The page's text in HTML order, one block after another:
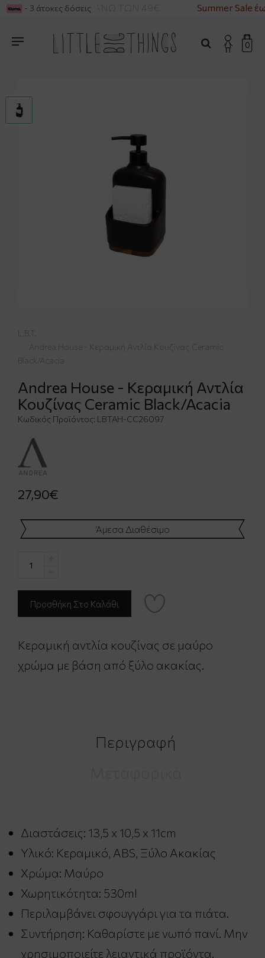
ΓΙΑ ΑΓΟΡΕΣ ΑΝΩ ΤΩΝ 49€ Summer Sale
- 3 άτοκες δόσεις
0
L.B.T.
Andrea House - Κεραμική Αντλία Κουζίνας Ceramic
Black/Acacia
Andrea House - Κεραμική Αντλία
Κουζίνας Ceramic Black/Acacia
Κωδικός Προϊόντος: LBTAH-CC26097
27,90€
Άμεσα Διαθέσιμο
Κεραμική αντλία κουζίνας σε μαύρο
χρώμα με βάση από ξύλο ακακίας.
Περιγραφή
Διαστάσεις: 13,5 x 10,5 x 11cm
Υλικό: Κεραμικό, ABS, Ξύλο Ακακίας
Χρώμα: Μαύρο
Χωρητικότητα: 530ml
Περιλαμβάνει σφουγγάρι για τα πιάτα.
Συντήρηση: Καθαρίστε με νωπό πανί. Μην
χρησιμοποιείτε λειαντικά προϊόντα.